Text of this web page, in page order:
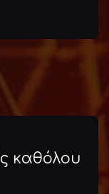
καθόλου